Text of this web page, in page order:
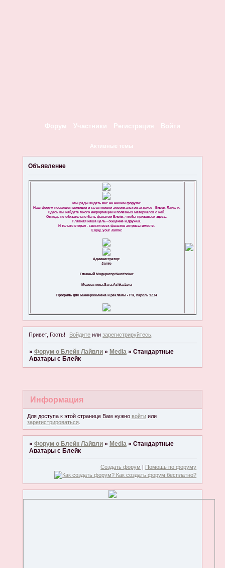
Форум Участники Регистрация Войти
Активные темы
Объявление
Мы рады видеть вас на нашем форуме!
Наш форум посвящен молодой и талантливой американской актрисе - Блейк Лайвли.
Здесь вы найдете много информации и полезных материалов о ней.
Отнюдь не обязательно быть фанатом Блейк, чтобы прижиться здесь.
Главная наша цель - общение и дружба.
И только вторая - свести всех фанатов актрисы вместе.
Enjoy, your Jamie!
Администратор:
Jamie
Главный Модератор:NewYorker
Модераторы:Sara,Ashka,Lera
Профиль для баннерообмена и рекламы - PR, пароль 1234
Привет, Гость! Войдите илизарегистрируйтесь
» Форум о Блейк Лайвли » Media » Стандартные
Аватары с Блейк
Информация
Для доступа к этой странице Вам нужно войтиили
зарегистрироваться.
» Форум о Блейк Лайвли » Media » Стандартные
Аватары с Блейк
Создать форум | Помощь по форуму